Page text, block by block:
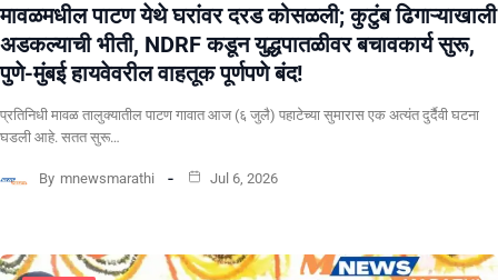
मावळमधील पाटण येथे घरांवर दरड कोसळली; कुटुंब ढिगाऱ्याखाली
अडकल्याची भीती, NDRF कडून युद्धपातळीवर बचावकार्य सुरू,
पुणे-मुंबई हायवेवरील वाहतूक पूर्णपणे बंद!
​प्रतिनिधी मावळ तालुक्यातील पाटण गावात आज (६ जुलै) पहाटेच्या सुमारास एक अत्यंत दुर्दैवी घटना
घडली आहे. सतत सुरू…
By mnewsmarathi Jul 6, 2026